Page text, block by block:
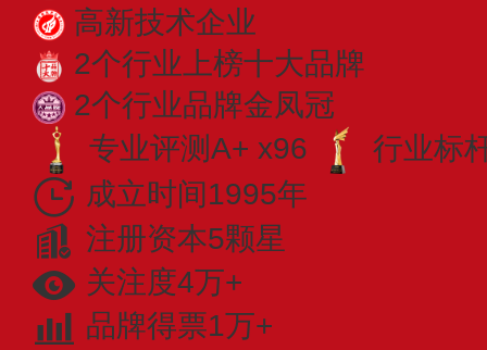
高新技术企业
2个行业上榜十大品牌
2个行业品牌金凤冠
专业评测A+ x96
行业标
成立时间1995年
注册资本5颗星
关注度4万+
品牌得票1万+